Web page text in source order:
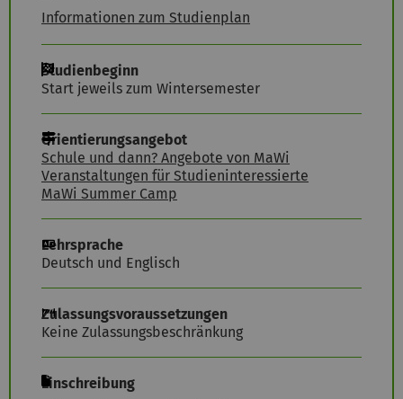
Informationen zum Studienplan
Studienbeginn
Start jeweils zum Wintersemester
Orientierungsangebot
Schule und dann? Angebote von MaWi
Veranstaltungen für Studieninteressierte
MaWi Summer Camp
Lehrsprache
Deutsch und Englisch
Zulassungsvoraussetzungen
Keine Zulassungsbeschränkung
Einschreibung